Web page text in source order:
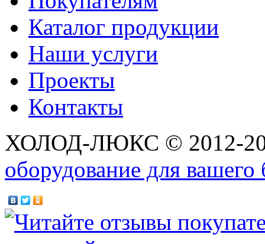
Каталог продукции
Наши услуги
Проекты
Контакты
ХОЛОД-ЛЮКС © 2012-
оборудование для вашего